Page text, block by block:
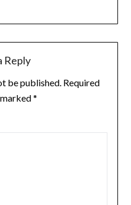
Reply
be published. Required
*